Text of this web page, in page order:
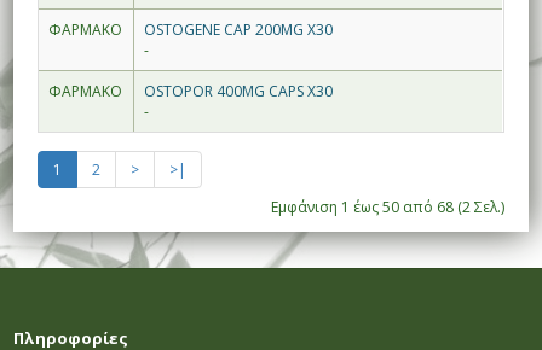
ΦΑΡΜΑΚΟ
OSTOGENE CAP 200MG X30
-
ΦΑΡΜΑΚΟ
OSTOPOR 400MG CAPS X30
-
1 2 >
>|
Εμφάνιση 1 έως 50 από 68 (2 Σελ.)
Πληροφορίες